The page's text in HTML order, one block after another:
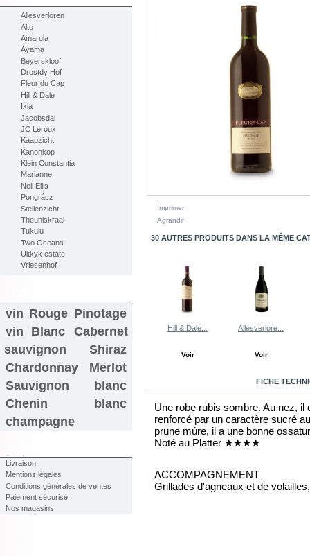
Allesverloren
Alto
Amarula
Ayama
Beyerskloof
Drostdy Hof
Fleur du Cap
Hill & Dale
Ixia
Jacobsdal
JC Leroux
Kaapzicht
Kanonkop
Klein Constantia
Marianne
Neil Ellis
Pongrácz
Stellenzicht
Theuniskraal
Tukulu
Two Oceans
Uitkyk estate
Vriesenhof
vin Rouge Pinotage
vin Blanc
Cabernet
sauvignon
Shiraz
Chardonnay
Merlot
Sauvignon blanc
Chenin blanc
champagne
Livraison
Mentions légales
Conditions générales de ventes
Paiement sécurisé
Nos magasins
Imprimer
Agrandir
30 AUTRES PRODUITS DANS LA MÊME
Hill & Dale...
Voir
Allesverlore...
Voir
FICHE
Une robe rubis sombre. Au nez,
renforcé par un caractère sucré
prune mûre, il a une bonne
Noté au Platter ★★★★
ACCOMPAGNEMENT
Grillades d'agneaux et de